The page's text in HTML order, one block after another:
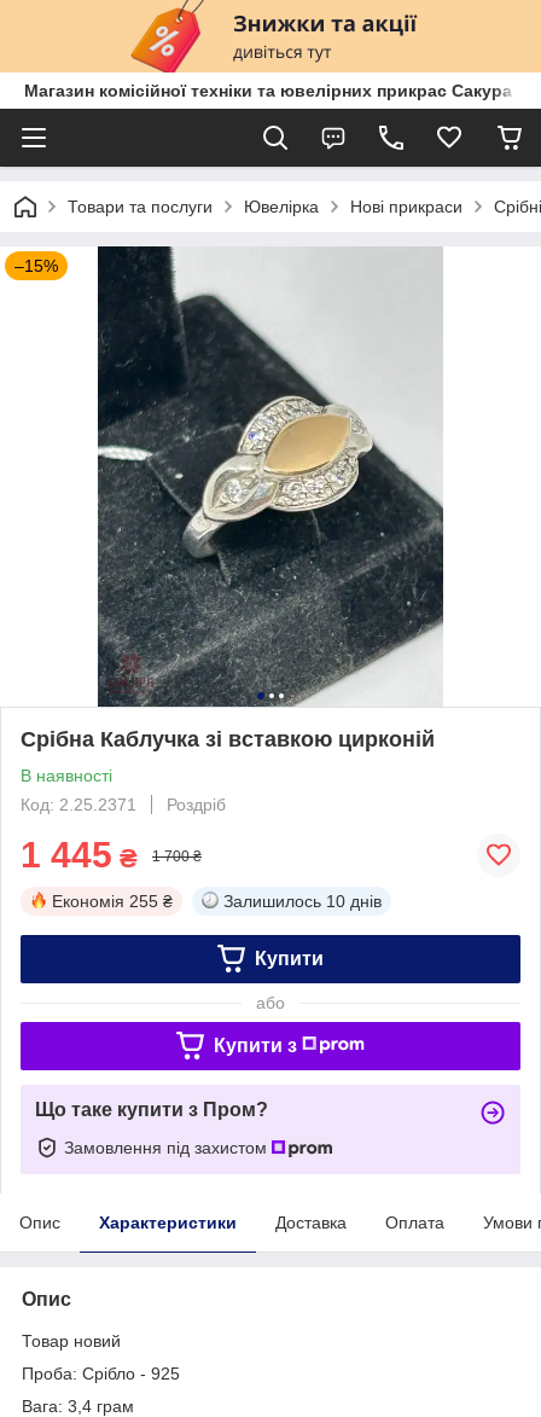
Магазин комісійної техніки та ювелірних прикрас Сакура
Товари та послуги Ювелірка Нові прикраси
–15%
Срібна Каблучка зі вставкою цирконій
В наявності
Код: 2.25.2371
Роздріб
1 445 ₴ 1 700 ₴
Економія 255 ₴ Залишилось 10 днів
Купити
або
Купити з
Що таке купити з Пром?
Замовлення під захистом
Опис Характеристики Доставка Оплата Умови
Опис
Товар новий
Проба: Срібло - 925
Вага: 3,4 грам